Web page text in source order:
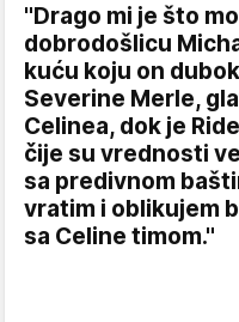
"Drago mi je što
dobrodošlicu
kuću koju on
Severine Merle,
Celinea, dok je
čije su vrednosti
sa predivnom
vratim i oblikujem
sa Celine timom."